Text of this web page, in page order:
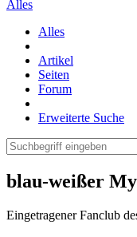
Alles
Alles
Artikel
Seiten
Forum
Erweiterte Suche
blau-weißer
Eingetragener Fanclub